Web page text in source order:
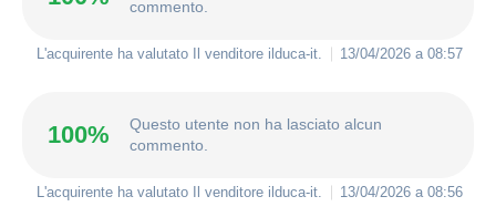
commento.
L'acquirente ha valutato Il venditore ilduca-it. 13/04/2026 a 08:57
100%
Questo utente non ha lasciato alcun
commento.
L'acquirente ha valutato Il venditore ilduca-it. 13/04/2026 a 08:56